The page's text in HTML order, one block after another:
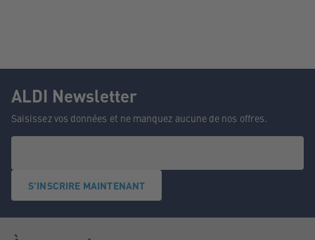
ALDI Newsletter
Saisissez vos données et ne manquez aucune de nos offres.
S'INSCRIRE MAINTENANT